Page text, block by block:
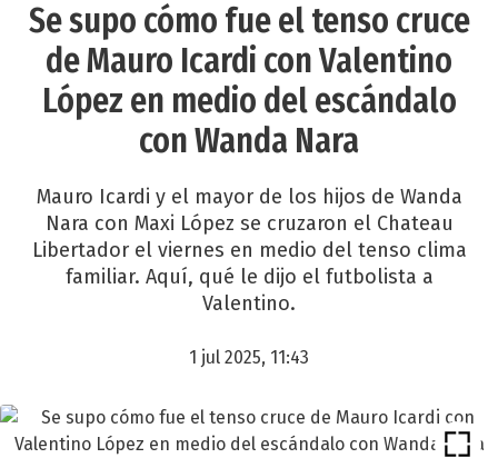
Se supo cómo fue el tenso cruce
de Mauro Icardi con Valentino
López en medio del escándalo
con Wanda Nara
Mauro Icardi y el mayor de los hijos de Wanda
Nara con Maxi López se cruzaron el Chateau
Libertador el viernes en medio del tenso clima
familiar. Aquí, qué le dijo el futbolista a
Valentino.
1 jul 2025, 11:43